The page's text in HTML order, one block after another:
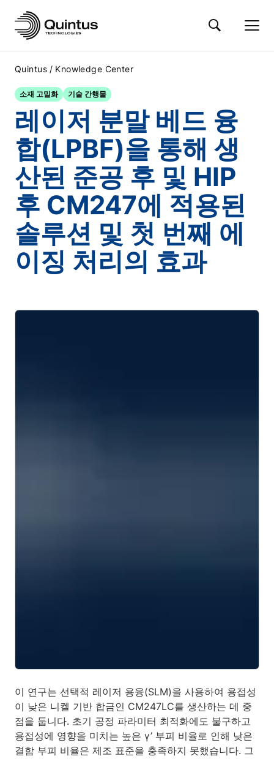
Quintus / Knowledge Center
소재 고밀화 기술 간행물
레이저 분말 베드 융
합(LPBF)을 통해 생
산된 준공 후 및 HIP
후 CM247에 적용된
솔루션 및 첫 번째 에
이징 처리의 효과
이 연구는 선택적 레이저 용융(SLM)을 사용하여 용접성
이 낮은 니켈 기반 합금인 CM247LC를 생산하는 데 중
점을 둡니다. 초기 공정 파라미터 최적화에도 불구하고
용접성에 영향을 미치는 높은 γ’ 부피 비율로 인해 낮은
결함 부피 비율은 제조 표준을 충족하지 못했습니다. 그